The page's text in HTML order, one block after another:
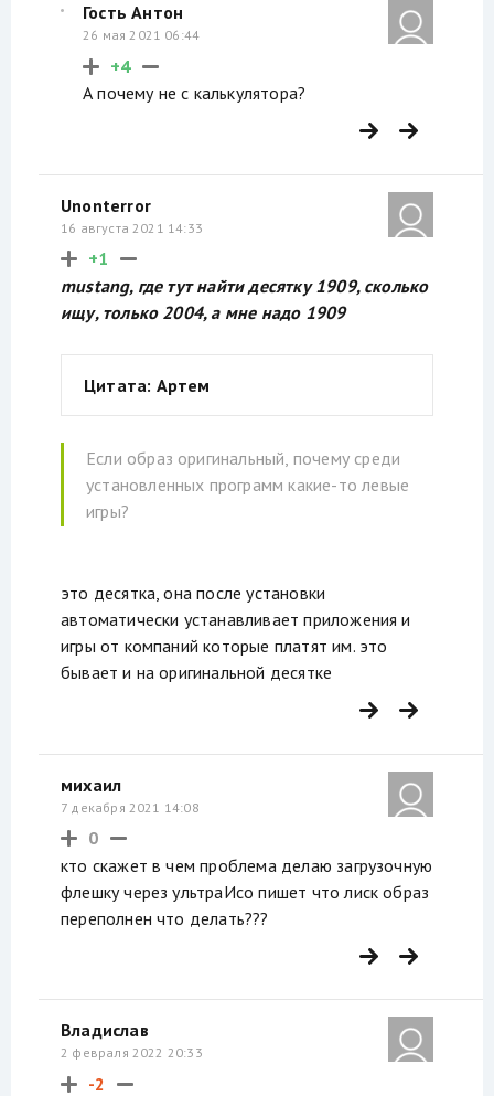
Гость Антон
26 мая 2021 06:44
+4
А почему не с калькулятора?
Unonterror
16 августа 2021 14:33
+1
mustang, где тут найти десятку 1909, сколько
ищу, только 2004, а мне надо 1909
Цитата: Артем
Если образ оригинальный, почему среди
установленных программ какие-то левые
игры?
это десятка, она после установки
автоматически устанавливает приложения и
игры от компаний которые платят им. это
бывает и на оригинальной десятке
михаил
7 декабря 2021 14:08
0
кто скажет в чем проблема делаю загрузочную
флешку через ультраИсо пишет что лиск образ
переполнен что делать???
Владислав
2 февраля 2022 20:33
-2